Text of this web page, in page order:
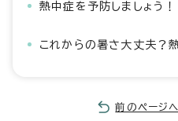
熱中症を予防しましょう！
これからの暑さ大丈夫？
前のページ